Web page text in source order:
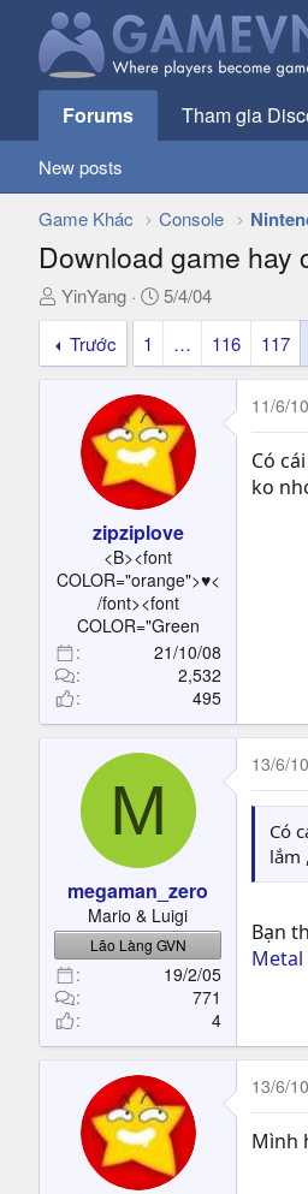
Forums Tham gia
New posts
Game Khác Console
Download game hay
T
h
e
e
YinYang
N
g
y
g
ử
i
5/4/04
Trước
1 … 116 117
zipziplove
<B><font
COLOR="orange">♥<
/font><font
COLOR="Green
21/10/08
2,532
495
11/6/10
Có
ko
M
megaman_zero
Mario & Luigi
Lão Làng GVN
19/2/05
771
4
13/6/10
Có
lắm
Bạn
13/6/10
Mình